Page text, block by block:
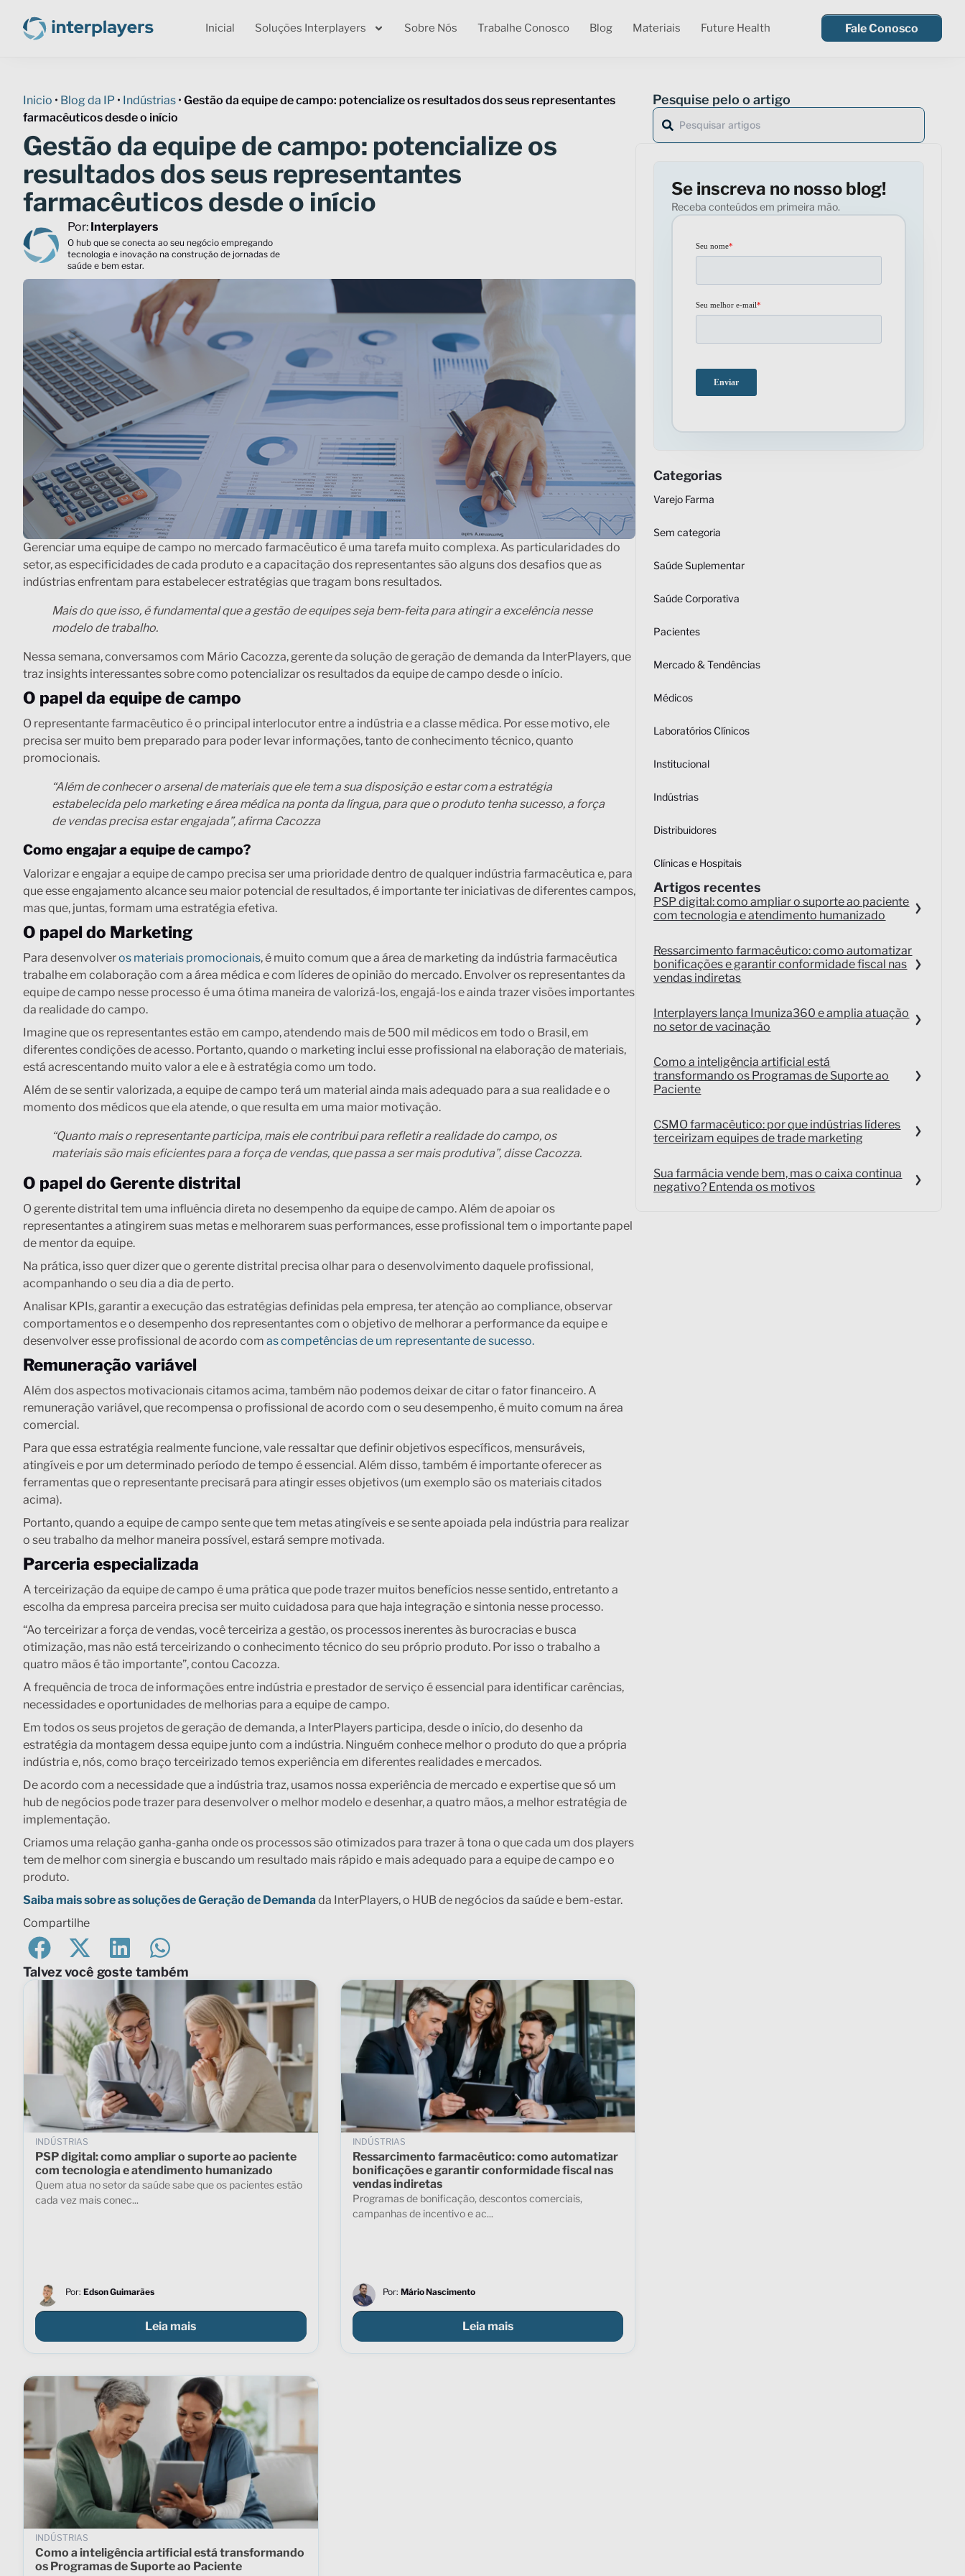
Inicial Soluções Interplayers Sobre Nós Trabalhe Conosco Blog Materiais Future Health Fale Conosco
Inicio • Blog da IP • Indústrias • Gestão da equipe de campo: potencialize os resultados dos seus representantes
farmacêuticos desde o início
Gestão da equipe de campo: potencialize os
resultados dos seus representantes
farmacêuticos desde o início
Por: Interplayers
O hub que se conecta ao seu negócio empregando
tecnologia e inovação na construção de jornadas de
saúde e bem estar.
Gerenciar uma equipe de campo no mercado farmacêutico é uma tarefa muito complexa. As particularidades do
setor, as especificidades de cada produto e a capacitação dos representantes são alguns dos desafios que as
indústrias enfrentam para estabelecer estratégias que tragam bons resultados.
Mais do que isso, é fundamental que a gestão de equipes seja bem-feita para atingir a excelência nesse
modelo de trabalho.
Nessa semana, conversamos com Mário Cacozza, gerente da solução de geração de demanda da InterPlayers, que
traz insights interessantes sobre como potencializar os resultados da equipe de campo desde o início.
O papel da equipe de campo
O representante farmacêutico é o principal interlocutor entre a indústria e a classe médica. Por esse motivo, ele
precisa ser muito bem preparado para poder levar informações, tanto de conhecimento técnico, quanto
promocionais.
“Além de conhecer o arsenal de materiais que ele tem a sua disposição e estar com a estratégia
estabelecida pelo marketing e área médica na ponta da língua, para que o produto tenha sucesso, a força
de vendas precisa estar engajada”, afirma Cacozza
Como engajar a equipe de campo?
Valorizar e engajar a equipe de campo precisa ser uma prioridade dentro de qualquer indústria farmacêutica e, para
que esse engajamento alcance seu maior potencial de resultados, é importante ter iniciativas de diferentes campos,
mas que, juntas, formam uma estratégia efetiva.
O papel do Marketing
Para desenvolveros materiais promocionais, é muito comum que a área de marketing da indústria farmacêutica
trabalhe em colaboração com a área médica e com líderes de opinião do mercado. Envolver os representantes da
equipe de campo nesse processo é uma ótima maneira de valorizá-los, engajá-los e ainda trazer visões importantes
da realidade do campo.
Imagine que os representantes estão em campo, atendendo mais de 500 mil médicos em todo o Brasil, em
diferentes condições de acesso. Portanto, quando o marketing inclui esse profissional na elaboração de materiais,
está acrescentando muito valor a ele e à estratégia como um todo.
Além de se sentir valorizada, a equipe de campo terá um material ainda mais adequado para a sua realidade e o
momento dos médicos que ela atende, o que resulta em uma maior motivação.
“Quanto mais o representante participa, mais ele contribui para refletir a realidade do campo, os
materiais são mais eficientes para a força de vendas, que passa a ser mais produtiva”, disse Cacozza.
O papel do Gerente distrital
O gerente distrital tem uma influência direta no desempenho da equipe de campo. Além de apoiar os
representantes a atingirem suas metas e melhorarem suas performances, esse profissional tem o importante papel
de mentor da equipe.
Na prática, isso quer dizer que o gerente distrital precisa olhar para o desenvolvimento daquele profissional,
acompanhando o seu dia a dia de perto.
Analisar KPIs, garantir a execução das estratégias definidas pela empresa, ter atenção ao compliance, observar
comportamentos e o desempenho dos representantes com o objetivo de melhorar a performance da equipe e
desenvolver esse profissional de acordo com as competências de um representante de sucesso.
Remuneração variável
Além dos aspectos motivacionais citamos acima, também não podemos deixar de citar o fator financeiro. A
remuneração variável, que recompensa o profissional de acordo com o seu desempenho, é muito comum na área
comercial.
Para que essa estratégia realmente funcione, vale ressaltar que definir objetivos específicos, mensuráveis,
atingíveis e por um determinado período de tempo é essencial. Além disso, também é importante oferecer as
ferramentas que o representante precisará para atingir esses objetivos (um exemplo são os materiais citados
acima).
Portanto, quando a equipe de campo sente que tem metas atingíveis e se sente apoiada pela indústria para realizar
o seu trabalho da melhor maneira possível, estará sempre motivada.
Parceria especializada
A terceirização da equipe de campo é uma prática que pode trazer muitos benefícios nesse sentido, entretanto a
escolha da empresa parceira precisa ser muito cuidadosa para que haja integração e sintonia nesse processo.
“Ao terceirizar a força de vendas, você terceiriza a gestão, os processos inerentes às burocracias e busca
otimização, mas não está terceirizando o conhecimento técnico do seu próprio produto. Por isso o trabalho a
quatro mãos é tão importante”, contou Cacozza.
A frequência de troca de informações entre indústria e prestador de serviço é essencial para identificar carências,
necessidades e oportunidades de melhorias para a equipe de campo.
Em todos os seus projetos de geração de demanda, a InterPlayers participa, desde o início, do desenho da
estratégia da montagem dessa equipe junto com a indústria. Ninguém conhece melhor o produto do que a própria
indústria e, nós, como braço terceirizado temos experiência em diferentes realidades e mercados.
De acordo com a necessidade que a indústria traz, usamos nossa experiência de mercado e expertise que só um
hub de negócios pode trazer para desenvolver o melhor modelo e desenhar, a quatro mãos, a melhor estratégia de
implementação.
Criamos uma relação ganha-ganha onde os processos são otimizados para trazer à tona o que cada um dos players
tem de melhor com sinergia e buscando um resultado mais rápido e mais adequado para a equipe de campo e o
produto.
Saiba mais sobre as soluções de Geração de Demandada InterPlayers, o HUB de negócios da saúde e bem-estar.
Compartilhe
Talvez você goste também
INDÚSTRIAS
PSP digital: como ampliar o suporte ao paciente
com tecnologia e atendimento humanizado
Quem atua no setor da saúde sabe que os pacientes estão
cada vez mais conec...
Por: Edson Guimarães
Leia mais
INDÚSTRIAS
Ressarcimento farmacêutico: como automatizar
bonificações e garantir conformidade fiscal nas
vendas indiretas
Programas de bonificação, descontos comerciais,
campanhas de incentivo e ac...
Por: Mário Nascimento
Leia mais
INDÚSTRIAS
Como a inteligência artificial está transformando
os Programas de Suporte ao Paciente
Pesquise pelo o artigo
Se inscreva no nosso blog!
Receba conteúdos em primeira mão.
Categorias
Varejo Farma
Sem categoria
Saúde Suplementar
Saúde Corporativa
Pacientes
Mercado & Tendências
Médicos
Laboratórios Clínicos
Institucional
Indústrias
Distribuidores
Clínicas e Hospitais
Artigos recentes
PSP digital: como ampliar o suporte ao paciente
com tecnologia e atendimento humanizado
Ressarcimento farmacêutico: como automatizar
bonificações e garantir conformidade fiscal nas
vendas indiretas
Interplayers lança Imuniza360 e amplia atuação
no setor de vacinação
Como a inteligência artificial está
transformando os Programas de Suporte ao
Paciente
CSMO farmacêutico: por que indústrias líderes
terceirizam equipes de trade marketing
Sua farmácia vende bem, mas o caixa continua
negativo? Entenda os motivos